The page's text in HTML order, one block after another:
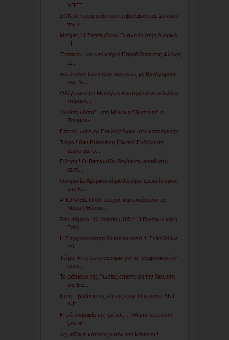
ΥΠΕΞ: ...
ΣΟΚ με προφητεία που επιβεβαιώνεται. Συνδέει
την ε...
Μνήμες 11 Σεπτεμβρίου Ξυπνούν στην Αμερική
!!!
Έκτακτο ! Και νέο κτήριο Παραδίδεται στις Φλόγες
μ...
Αμερικανοί ξεκίνησαν ασκήσεις με Βούλγαρους
και Ρο...
Φλέγεται στην Μεσόγειο κτυπημένο από λιβυκό
πύραυλ...
"Διεθνή ύδατα"...στη Μύκονο "βλέπουν" οι
Τούρκοι -...
Πάπας Ιωάννης Παύλος: Άγιος υπό κατασκευήν
Τώρα ! San Francisco [Βίντεο] Εκδήλωση
τεράστιας φ...
Είδηση ! Οι Βιετναμέζοι δέχθηκαν email από
αυτό...
Ουκρανία: Αμερικανοί μισθοφόροι εμφανίστηκαν
στο Ν...
ΑΠΟΚΛΕΙΣΤΙΚΟ: Στόχος και κοιτάσματα σε
Μαύρη Θάλασ...
Σαν σήμερα: 12 Μαρτίου 1854: Η Βρετανία και η
Γαλλ...
Η Συγχρονικότητα δουλεύει καλά !!! Τι θα δούμε
σύ...
Τώρα: Απίστευτο σενάριο για το “εξαφανισμένο”
boei...
Το ράπισμα της Ρωσίας επισπεύει την διάλυση
της ΕΕ...
Να η... βοήθεια της Δύσης στην Ουκρανία: ΔΝΤ -
Α.Γ...
Η φώτογραφία της ημέρας ... Where eeeeever
you ar...
Ας μαζέψει κάποιος αυτόν τον Μπεκρή !